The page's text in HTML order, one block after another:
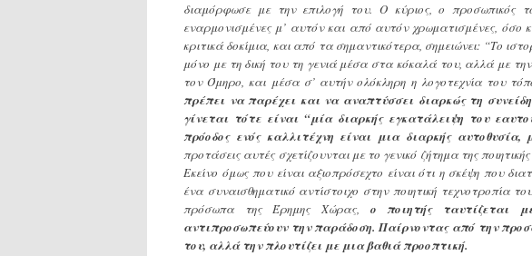
διαμόρφωσε με την επιλογή του. Ο κύριος, ο προσωπικός
εναρμονισμένες μ’ αυτόν και από αυτόν χρωματισμένες,
κριτικά δοκίμια, και από τα σημαντικότερα, σημειώνει: “Το
μόνο με τη δική του τη γενιά μέσα στα κόκαλά του, αλλά με
τον Όμηρο, και μέσα σ’ αυτήν ολόκληρη η λογοτεχνία του
πρέπει να παρέχει και να αναπτύσσει διαρκώς τη
γίνεται τότε είναι “μία διαρκής εγκατάλειψη του
πρόοδος ενός καλλιτέχνη είναι μια διαρκής
προτάσεις αυτές σχετίζουνται με το γενικό ζήτημα της
Εκείνο όμως που είναι αξιοπρόσεχτο είναι ότι η σκέψη που
ένα συναισθηματικό αντίστοιχο στην ποιητική τεχνοτροπία
πρόσωπα της Έρημης Χώρας, ο ποιητής ταυτίζεται
αντιπροσωπεύουν την παράδοση. Παίρνοντας από την
του, αλλά την πλουτίζει με μια βαθιά προοπτική.